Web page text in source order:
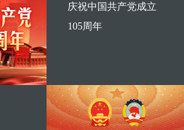
庆祝中国共产党成立
105周年